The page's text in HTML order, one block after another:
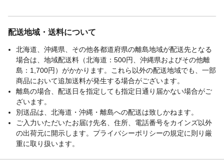
配送地域・送料について
北海道、沖縄県、その他各都道府県の離島地域が配送先となる
場合は、地域配送料（北海道：500円、沖縄県およびその他離
島：1,700円）がかかります。これら以外の配送地域でも、一部
商品において追加送料が発生する場合がございます。
離島の場合、配送日を指定しても指定日通り届かない場合がご
ざいます。
別送品は、北海道・沖縄・離島への配送は致しかねます。
ご入力いただいたお届け先名、住所、電話番号をカインズ以外
の出荷元に開示します。プライバシーポリシーの規定に則り厳
重に取り扱います。